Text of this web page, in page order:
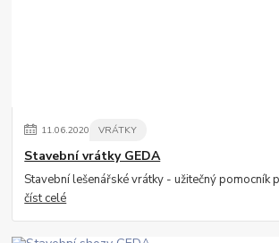
11.06.2020 VRÁTKY
Stavební vrátky GEDA
Stavební lešenářské vrátky - užitečný pomocník
číst celé